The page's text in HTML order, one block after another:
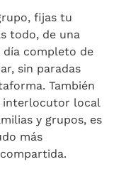
fijas tu
todo, de una
completo de
sin paradas
También
interlocutor local
y grupos, es
más